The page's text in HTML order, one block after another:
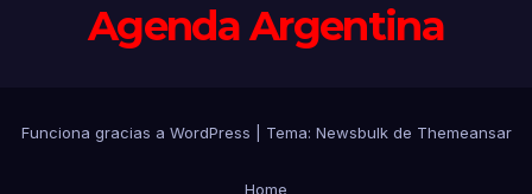
Agenda Argentina
Funciona gracias a WordPress Tema: Newsbulkde Themeansar
Home